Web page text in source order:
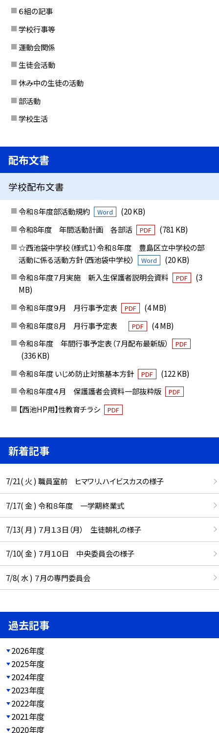
６組の記事
学校行事等
運動会関係
生徒会活動
休み中の生徒の活動
部活動
学校生活
配布文書
学校配布文書
令和８年度部活動規約 Word
(20 KB)
令和8年度 年間活動計画 各部活
PDF
(781 KB)
☆西池袋中学校（様式１）令和８年度 豊島区立中学校の部
活動に係る活動方針（西池袋中学校）
Word
(20 KB)
令和８年度７月実施 新入生保護者説明会資料
PDF
(3
MB)
令和８年度９月 月行事予定表
PDF
(4 MB)
令和８年度８月 月行事予定表
PDF
(4 MB)
令和８年度 年間行事予定表（７月配布最新版）
PDF
(336 KB)
令和８年度 いじめ防止対策基本方針
PDF
(122 KB)
令和８年度４月 保護護者会資料一部抜粋版
PDF
【西池HP用】性教育チラシ PDF
新着記事
7/21( 火 ) 職員室前 ヒマワリ、ハイビスカスの様子
7/17( 金 ) 令和８年度 一学期終業式
7/13( 月 ) ７月１３日（月） 生徒朝礼の様子
7/10( 金 ) ７月１０日 中央委員会の様子
7/8( 水 ) ７月の専門委員会
過去記事
2026年度
2025年度
2024年度
2023年度
2022年度
2021年度
2020年度